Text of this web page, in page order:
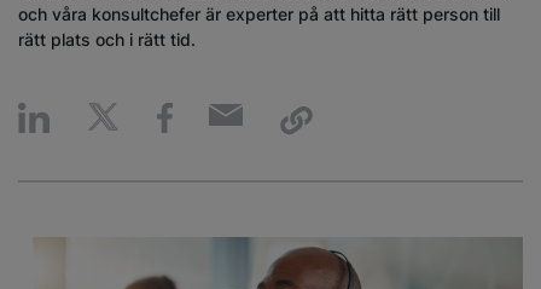
och våra konsultchefer är experter på att hitta rätt person till
rätt plats och i rätt tid.